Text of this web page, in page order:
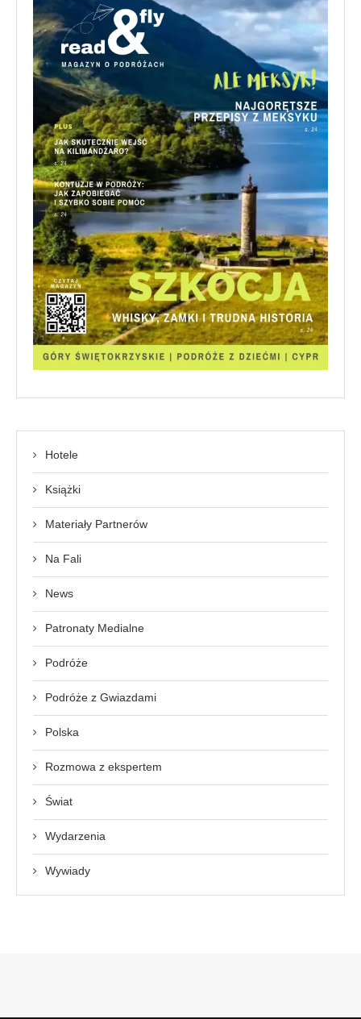
Hotele
Książki
Materiały Partnerów
Na Fali
News
Patronaty Medialne
Podróże
Podróże z Gwiazdami
Polska
Rozmowa z ekspertem
Świat
Wydarzenia
Wywiady